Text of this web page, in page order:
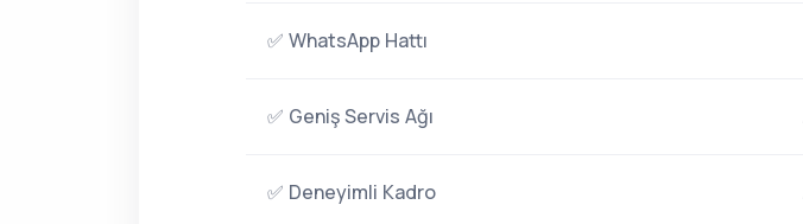
✅ WhatsApp Hattı
✅ Geniş Servis Ağı
✅ Deneyimli Kadro